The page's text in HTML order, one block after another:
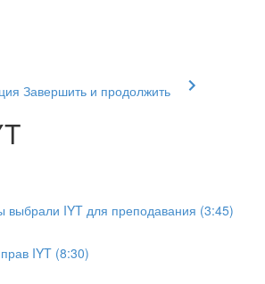
Завершить и продолжить
выбрали IYT для преподавания (3:45)
IYT (8:30)